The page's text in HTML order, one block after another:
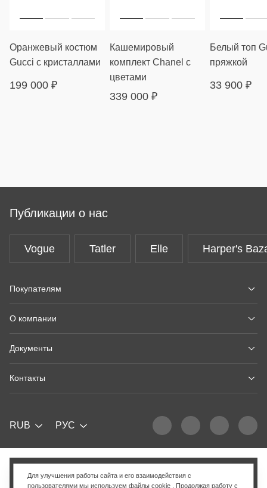
Добавить в корзину
Оранжевый костюм
Gucci с кристаллами
199 000 ₽
Кашемировый
комплект Chanel с
цветами
339 000 ₽
Белый топ
пряжкой
33 900 ₽
Публикации о нас
Vogue Tatler Elle Harper's
Покупателям
О компании
Документы
Контакты
RUB РУС
Для улучшения работы сайта и его взаимодействия с
пользователями мы используемфайлы cookie . Продолжая работу с